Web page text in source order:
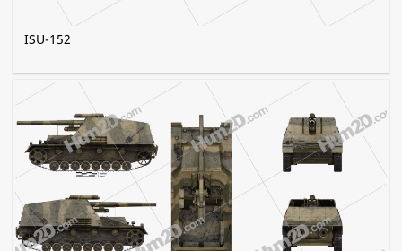
ISU-152